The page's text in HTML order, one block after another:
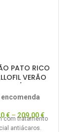
PATO RICO
VERÃO
€– 209,00€
com tratamento
antiácaros.